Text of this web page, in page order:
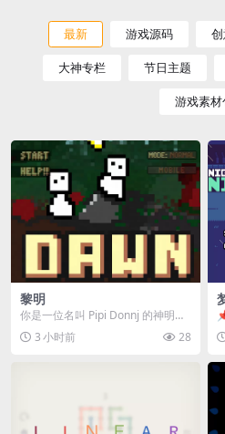
最新 游戏源码
大神专栏 节日主题
游戏素材
黎明
你是一位名叫 Pipi Donnj 的神明。
你的任务是保护一群白色小人。 点
击...3 小时前 28